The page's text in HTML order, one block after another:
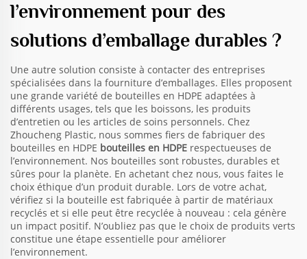
l’environnement pour des
solutions d’emballage durables ?
Une autre solution consiste à contacter des entreprises
spécialisées dans la fourniture d’emballages. Elles proposent
une grande variété de bouteilles en HDPE adaptées à
différents usages, tels que les boissons, les produits
d’entretien ou les articles de soins personnels. Chez
Zhoucheng Plastic, nous sommes fiers de fabriquer des
bouteilles en HDPE bouteilles en HDPE respectueuses de
l’environnement. Nos bouteilles sont robustes, durables et
sûres pour la planète. En achetant chez nous, vous faites le
choix éthique d’un produit durable. Lors de votre achat,
vérifiez si la bouteille est fabriquée à partir de matériaux
recyclés et si elle peut être recyclée à nouveau : cela génère
un impact positif. N’oubliez pas que le choix de produits verts
constitue une étape essentielle pour améliorer
l’environnement.